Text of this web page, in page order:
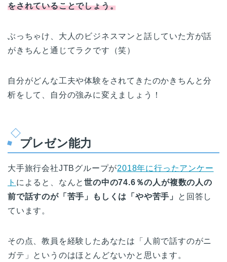
をされていることでしょう。
ぶっちゃけ、大人のビジネスマンと話していた方が話
がきちんと通じてラクです（笑）
自分がどんな工夫や体験をされてきたのかきちんと分
析をして、自分の強みに変えましょう！
プレゼン能力
大手旅行会社JTBグループが2018年に行ったアンケー
ト によると、なんと世の中の74.6％の人が複数の人の
前で話すのが「苦手」もしくは「やや苦手」
と回答し
ています。
その点、教員を経験したあなたは「人前で話すのがニ
ガテ」というのはほとんどないかと思います。